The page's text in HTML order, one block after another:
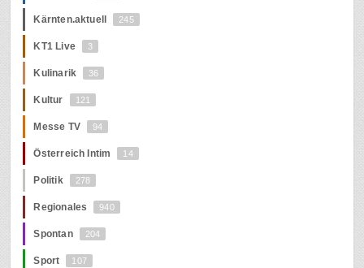
Kärnten.aktuell 245
KT1 Live 3
Kulinarik 36
Kultur 121
Messe TV 94
Österreich Intim 14
Politik 278
Regionales 940
Spontan 204
Sport 107